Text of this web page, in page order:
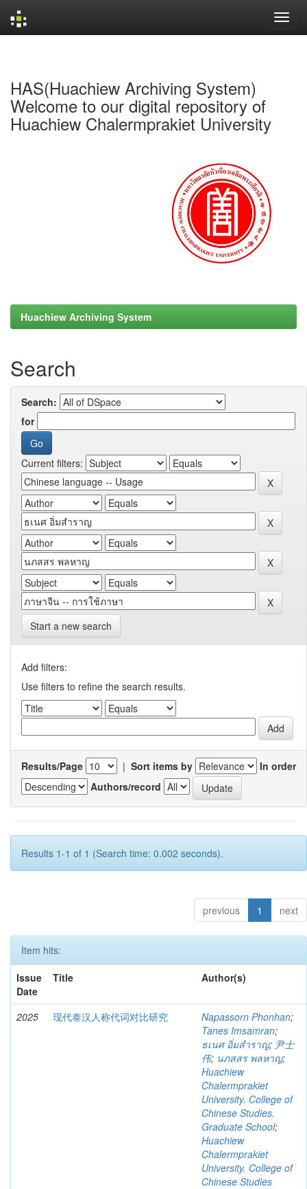
HAS(Huachiew Archiving System)
Welcome to our digital repository of
Huachiew Chalermprakiet University
Huachiew Archiving System
Search
Search:
for
Current filters:
Start a new search
Add filters:
Use filters to refine the search results.
Results/Page | Sort items by
In order
Authors/record
Results 1-1 of 1 (Search time: 0.002 seconds).
previous 1 next
Item hits:
Issue
Date
Title Author(s)
2025 现代泰汉人称代词对比研究 Napassorn Phonhan;
Tanes Imsamran;
ธเนศ อิ่มสำราญ; 尹士
伟; นภสสร พลหาญ;
Huachiew
Chalermprakiet
University. College of
Chinese Studies.
Graduate School;
Huachiew
Chalermprakiet
University. College of
Chinese Studies